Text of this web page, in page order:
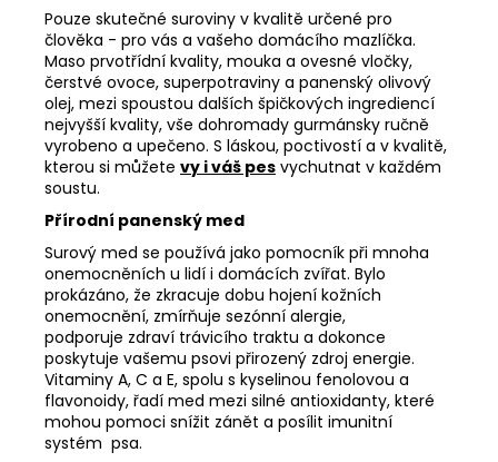
Pouze skutečné suroviny v kvalitě určené pro
člověka - pro vás a vašeho domácího mazlíčka.
Maso prvotřídní kvality, mouka a ovesné vločky,
čerstvé ovoce, superpotraviny a panenský olivový
olej, mezi spoustou dalších špičkových ingrediencí
nejvyšší kvality, vše dohromady gurmánsky ručně
vyrobeno a upečeno. S láskou, poctivostí a v kvalitě,
kterou si můžete vy i váš pes vychutnat v každém
soustu.
Přírodní panenský med
Surový med se používá jako pomocník při mnoha
onemocněních u lidí i domácích zvířat. Bylo
prokázáno, že zkracuje dobu hojení kožních
onemocnění, zmírňuje sezónní alergie,
podporuje zdraví trávicího traktu a dokonce
poskytuje vašemu psovi přirozený zdroj energie.
Vitaminy A, C a E, spolu s kyselinou fenolovou a
flavonoidy, řadí med mezi silné antioxidanty, které
mohou pomoci snížit zánět a posílit imunitní
systém psa.